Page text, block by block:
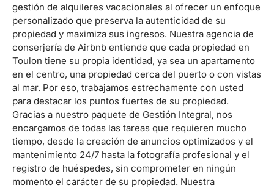
gestión de alquileres vacacionales al ofrecer un enfoque
personalizado que preserva la autenticidad de su
propiedad y maximiza sus ingresos. Nuestra agencia de
conserjería de Airbnb entiende que cada propiedad en
Toulon tiene su propia identidad, ya sea un apartamento
en el centro, una propiedad cerca del puerto o con vistas
al mar. Por eso, trabajamos estrechamente con usted
para destacar los puntos fuertes de su propiedad.
Gracias a nuestro paquete de Gestión Integral, nos
encargamos de todas las tareas que requieren mucho
tiempo, desde la creación de anuncios optimizados y el
mantenimiento 24/7 hasta la fotografía profesional y el
registro de huéspedes, sin comprometer en ningún
momento el carácter de su propiedad. Nuestra